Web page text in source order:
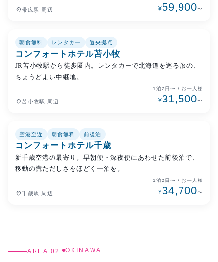
place帯広駅 周辺 ¥59,900〜
朝食無料 レンタカー 道央拠点
コンフォートホテル苫小牧
JR苫小牧駅から徒歩圏内。レンタカーで北海道を巡る旅の、
ちょうどよい中継地。
place苫小牧駅 周辺
1泊2日〜 / お一人様
¥31,500〜
空港至近 朝食無料 前後泊
コンフォートホテル千歳
新千歳空港の最寄り。早朝便・深夜便にあわせた前後泊で、
移動の慌ただしさをほどく一泊を。
place千歳駅 周辺
1泊2日〜 / お一人様
¥34,700〜
AREA 02 OKINAWA